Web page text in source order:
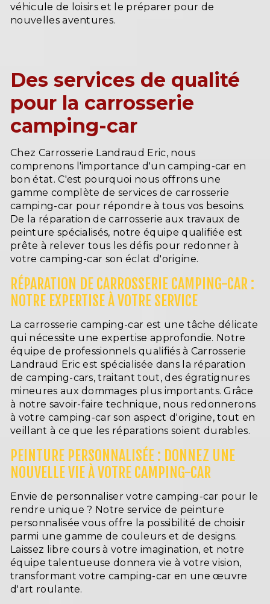
véhicule de loisirs et le préparer pour de
nouvelles aventures.
Des services de qualité
pour la carrosserie
camping-car
Chez Carrosserie Landraud Eric, nous
comprenons l'importance d'un camping-car en
bon état. C'est pourquoi nous offrons une
gamme complète de services de carrosserie
camping-car pour répondre à tous vos besoins.
De la réparation de carrosserie aux travaux de
peinture spécialisés, notre équipe qualifiée est
prête à relever tous les défis pour redonner à
votre camping-car son éclat d'origine.
RÉPARATION DE CARROSSERIE CAMPING-CAR :
NOTRE EXPERTISE À VOTRE SERVICE
La carrosserie camping-car est une tâche délicate
qui nécessite une expertise approfondie. Notre
équipe de professionnels qualifiés à Carrosserie
Landraud Eric est spécialisée dans la réparation
de camping-cars, traitant tout, des égratignures
mineures aux dommages plus importants. Grâce
à notre savoir-faire technique, nous redonnerons
à votre camping-car son aspect d'origine, tout en
veillant à ce que les réparations soient durables.
PEINTURE PERSONNALISÉE : DONNEZ UNE
NOUVELLE VIE À VOTRE CAMPING-CAR
Envie de personnaliser votre camping-car pour le
rendre unique ? Notre service de peinture
personnalisée vous offre la possibilité de choisir
parmi une gamme de couleurs et de designs.
Laissez libre cours à votre imagination, et notre
équipe talentueuse donnera vie à votre vision,
transformant votre camping-car en une œuvre
d'art roulante.